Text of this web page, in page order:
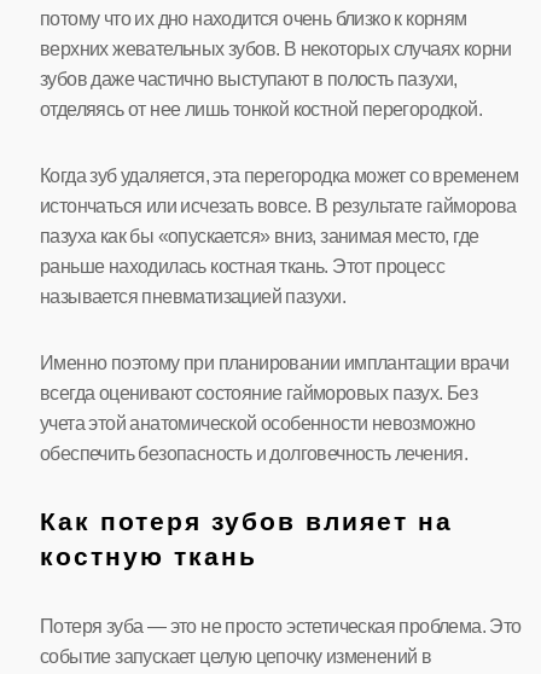
потому что их дно находится очень близко к корням
верхних жевательных зубов. В некоторых случаях корни
зубов даже частично выступают в полость пазухи,
отделяясь от нее лишь тонкой костной перегородкой.
Когда зуб удаляется, эта перегородка может со временем
истончаться или исчезать вовсе. В результате гайморова
пазуха как бы «опускается» вниз, занимая место, где
раньше находилась костная ткань. Этот процесс
называется пневматизацией пазухи.
Именно поэтому при планировании имплантации врачи
всегда оценивают состояние гайморовых пазух. Без
учета этой анатомической особенности невозможно
обеспечить безопасность и долговечность лечения.
Как потеря зубов влияет на
костную ткань
Потеря зуба — это не просто эстетическая проблема. Это
событие запускает целую цепочку изменений в